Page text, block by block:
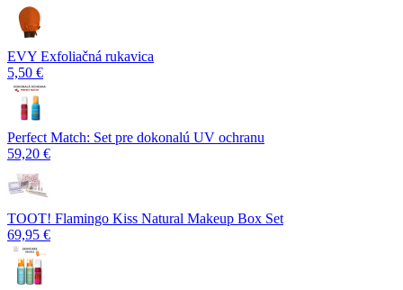
EVY Exfoliačná rukavica
5,50 €
Perfect Match: Set pre dokonalú UV ochranu
59,20 €
TOOT! Flamingo Kiss Natural Makeup Box Set
69,95 €